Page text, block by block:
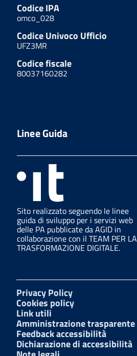
Codice IPA
omco_028
Codice Univoco Ufficio
UFZ3MR
Codice fiscale
80037160282
Linee Guida
Sito realizzato seguendo le linee
guida di sviluppo per i servizi web
delle PA pubblicate da AGID in
collaborazione con il TEAM PER LA
TRASFORMAZIONE DIGITALE.
Privacy Policy
Cookies policy
Link utili
Amministrazione trasparente
Feedback accessibilità
Dichiarazione di accessibilità